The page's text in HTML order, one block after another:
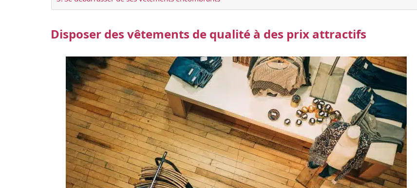
Disposer des vêtements de qualité à des prix attractifs